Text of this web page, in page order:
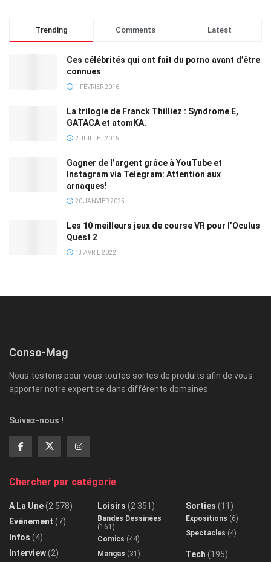
Trending Comments Latest
Ces célébrités qui ont fait du porno avant d’être
connues
1 FÉVRIER 2016
La trilogie de Franck Thilliez : Syndrome E,
GATACA et atomKA.
2 JUILLET 2015
Gagner de l’argent grâce à YouTube et
Instagram via Telegram: Attention aux
arnaques!
20 JANVIER 2025
Les 10 meilleurs jeux de course VR pour l’Oculus
Quest 2
13 AVRIL 2022
Conso-Mag
Nous testons pour vous toutes sortes de produits afin de vous
apporter notre expertise dans différents domaines.
Suivez-nous !
Chercher par catégorie
A La Une(2 578)
Evénement (7)
Infos (4)
Interview(2)
Loisirs (2 351)
Bandes Dessinées
(161)
Comics (44)
Mangas (31)
Sorties (11)
Expositions (6)
Spectacles (4)
Tech (195)